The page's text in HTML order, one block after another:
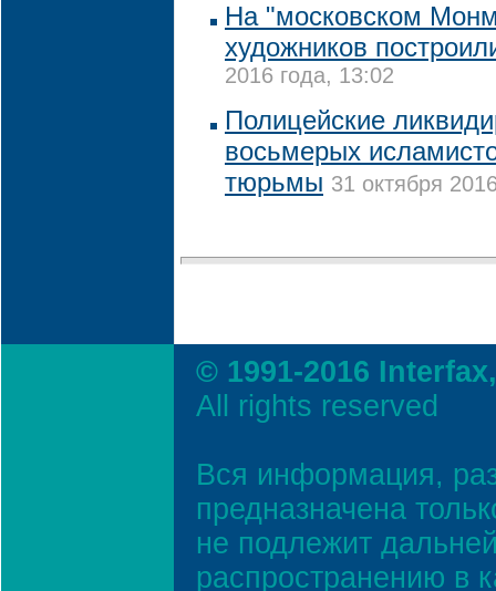
На "московском
художников
2016 года, 13:02
Полицейские
восьмерых
тюрьмы 31 октября
© 1991-2016
All rights reserved
Вся информация,
предназначена
не подлежит
распространению в